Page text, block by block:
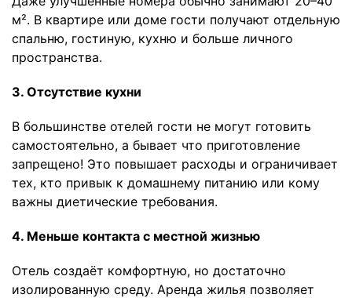
м². В квартире или доме гости получают отдельную
спальню, гостиную, кухню и больше личного
пространства.
3. Отсутствие кухни
В большинстве отелей гости не могут готовить
самостоятельно, а бывает что приготовление
запрещено! Это повышает расходы и ограничивает
тех, кто привык к домашнему питанию или кому
важны диетические требования.
4. Меньше контакта с местной жизнью
Отель создаёт комфортную, но достаточно
изолированную среду. Аренда жилья позволяет